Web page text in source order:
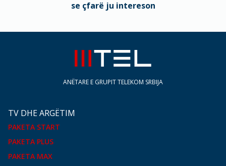
se çfarë ju intereson
ANËTARE E GRUPIT TELEKOM SRBIJA
TV DHE ARGËTIM
PAKETA START
PAKETA PLUS
PAKETA MAX